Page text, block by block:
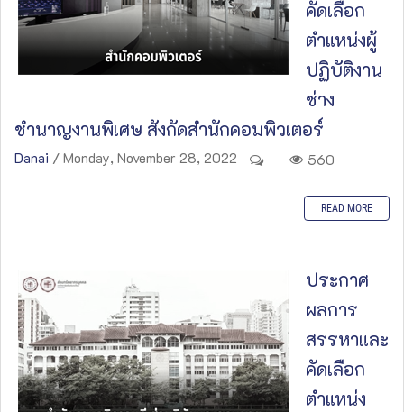
คัดเลือก
ตำแหน่งผู้
ปฏิบัติงาน
ช่าง
ชำนาญงานพิเศษ สังกัดสำนักคอมพิวเตอร์
Danai / Monday, November 28, 2022 560
READ MORE
ประกาศ
ผลการ
สรรหาและ
คัดเลือก
ตำแหน่ง